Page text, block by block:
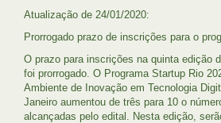
Atualização de 24/01/2020:
Prorrogado prazo de inscrições para o
O prazo para inscrições na quinta edição
foi prorrogado. O Programa Startup Rio
Ambiente de Inovação em Tecnologia
Janeiro aumentou de três para 10 o
alcançadas pelo edital. Nesta edição,